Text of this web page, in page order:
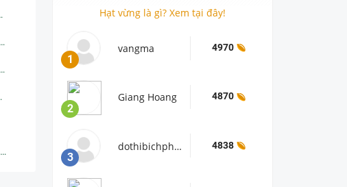
Hạt vừng là gì? Xem tại đây!
1
vangma 4970
2
Giang Hoang 4870
3
dothibichphuong 4838